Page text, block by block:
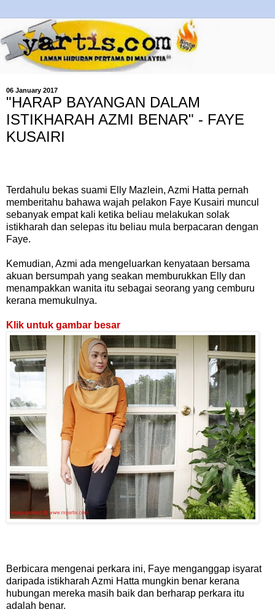
06 January 2017
"HARAP BAYANGAN DALAM
ISTIKHARAH AZMI BENAR" - FAYE
KUSAIRI
Terdahulu bekas suami Elly Mazlein, Azmi Hatta pernah
memberitahu bahawa wajah pelakon Faye Kusairi muncul
sebanyak empat kali ketika beliau melakukan solak
istikharah dan selepas itu beliau mula berpacaran dengan
Faye.
Kemudian, Azmi ada mengeluarkan kenyataan bersama
akuan bersumpah yang seakan memburukkan Elly dan
menampakkan wanita itu sebagai seorang yang cemburu
kerana memukulnya.
Klik untuk gambar besar
Berbicara mengenai perkara ini, Faye menganggap isyarat
daripada istikharah Azmi Hatta mungkin benar kerana
hubungan mereka masih baik dan berharap perkara itu
adalah benar.